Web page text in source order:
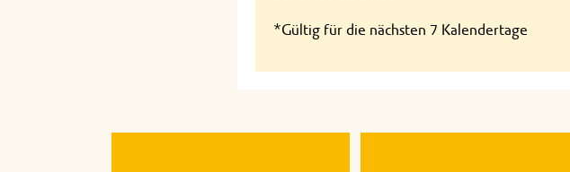
*Gültig für die nächsten 7 Kalendertage